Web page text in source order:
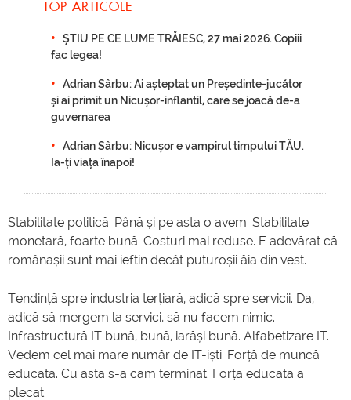
TOP ARTICOLE
ȘTIU PE CE LUME TRĂIESC, 27 mai 2026. Copiii
fac legea!
Adrian Sârbu: Ai așteptat un Președinte-jucător
și ai primit un Nicușor-inflantil, care se joacă de-a
guvernarea
Adrian Sârbu: Nicușor e vampirul timpului TĂU.
Ia-ți viața înapoi!
Stabilitate politică. Până și pe asta o avem. Stabilitate
monetară, foarte bună. Costuri mai reduse. E adevărat că
românașii sunt mai ieftin decât puturoșii ăia din vest.
Tendință spre industria terțiară, adică spre servicii. Da,
adică să mergem la servici, să nu facem nimic.
Infrastructură IT bună, bună, iarăși bună. Alfabetizare IT.
Vedem cel mai mare număr de IT-iști. Forță de muncă
educată. Cu asta s-a cam terminat. Forța educată a
plecat.